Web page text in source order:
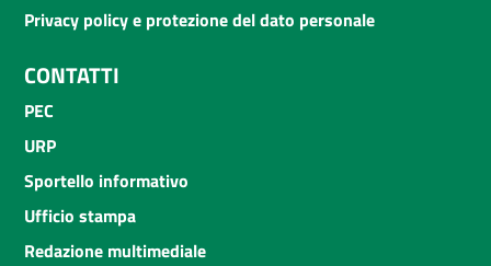
Privacy policy e protezione del dato personale
CONTATTI
PEC
URP
Sportello informativo
Ufficio stampa
Redazione multimediale